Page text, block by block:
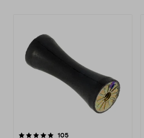
105anmeldelser
5.0 av 5 stjerner